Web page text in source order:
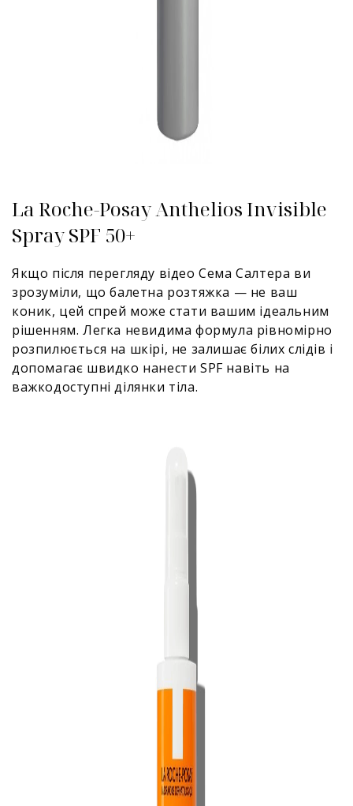
La Roche-Posay Anthelios Invisible
Spray SPF 50+
Якщо після перегляду відео Сема Салтера ви
зрозуміли, що балетна розтяжка — не ваш
коник, цей спрей може стати вашим ідеальним
рішенням. Легка невидима формула рівномірно
розпилюється на шкірі, не залишає білих слідів і
допомагає швидко нанести SPF навіть на
важкодоступні ділянки тіла.